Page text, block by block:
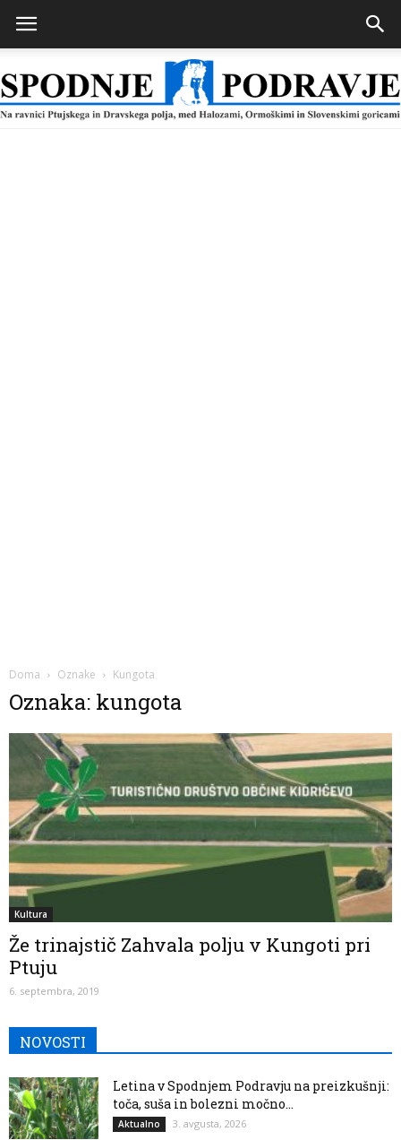
Doma Oznake Kungota
Oznaka: kungota
Kultura
Že trinajstič Zahvala polju v Kungoti pri
Ptuju
6. septembra, 2019
NOVOSTI
Letina v Spodnjem Podravju na preizkušnji:
toča, suša in bolezni močno...
Aktualno 3. avgusta, 2026